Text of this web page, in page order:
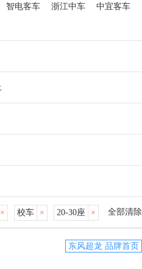
智电客车 浙江中车
中宜客车
全部清除
20-30座 ×
校车 ×
×
东风超龙 品牌首页